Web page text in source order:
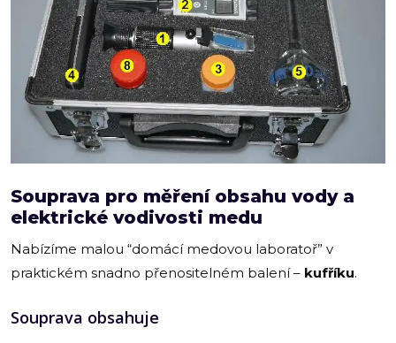
Souprava pro měření obsahu vody a
elektrické vodivosti medu
Nabízíme malou “domácí medovou laboratoř” v
praktickém snadno přenositelném balení – kufříku.
Souprava obsahuje